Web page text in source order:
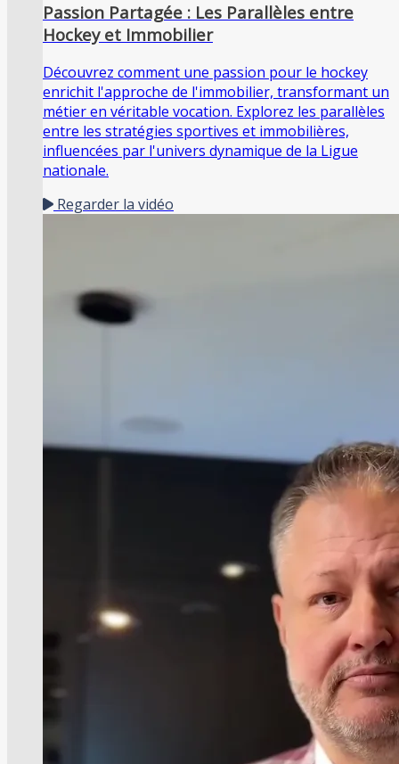
Passion Partagée : Les Parallèles entre
Hockey et Immobilier
Découvrez comment une passion pour le hockey
enrichit l'approche de l'immobilier, transformant un
métier en véritable vocation. Explorez les parallèles
entre les stratégies sportives et immobilières,
influencées par l'univers dynamique de la Ligue
nationale.
Regarder la vidéo